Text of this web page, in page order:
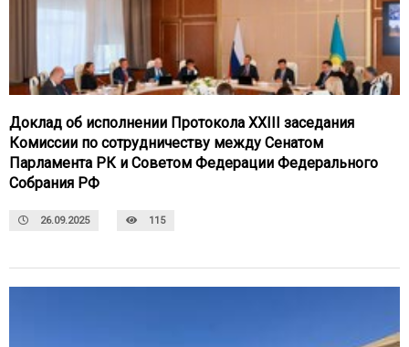
Доклад об исполнении Протокола XXIII заседания
Комиссии по сотрудничеству между Сенатом
Парламента РК и Советом Федерации Федерального
Собрания РФ
26.09.2025 115